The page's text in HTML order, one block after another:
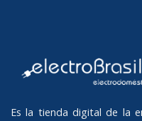
Es la tienda digital de la